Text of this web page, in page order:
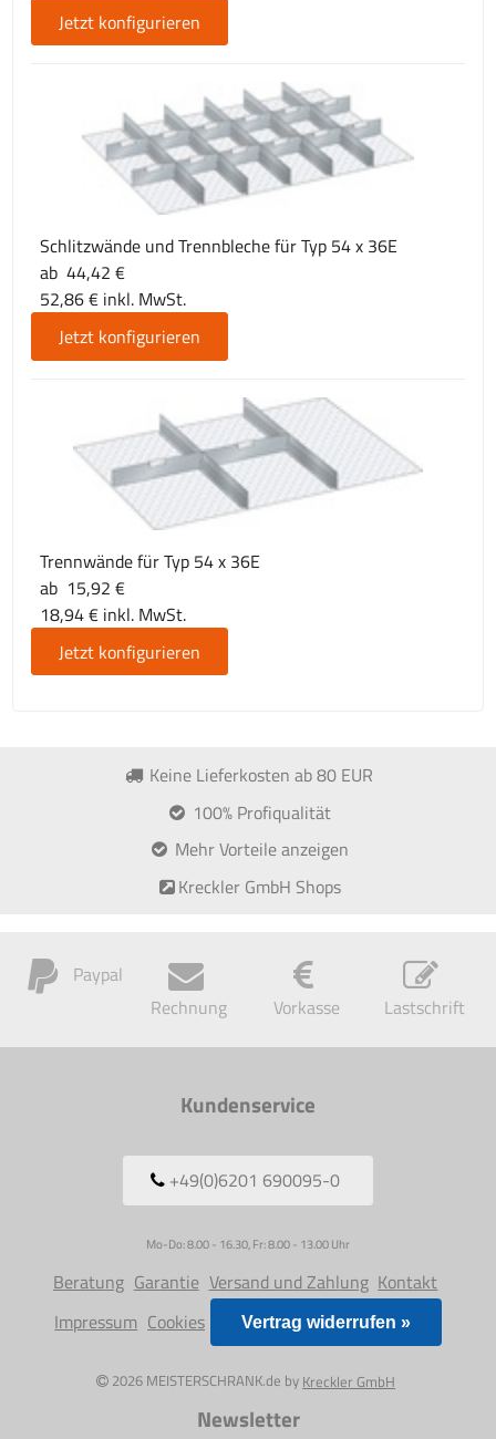
Jetzt konfigurieren
Schlitzwände und Trennbleche für Typ 54 x 36E
ab 44,42 €
52,86 € inkl. MwSt.
Jetzt konfigurieren
Trennwände für Typ 54 x 36E
ab 15,92 €
18,94 € inkl. MwSt.
Jetzt konfigurieren
Keine Lieferkosten ab 80 EUR
100% Profiqualität
Mehr Vorteile anzeigen
Kreckler GmbH Shops
Paypal
Rechnung
Vorkasse Lastschrift
Kundenservice
+49(0)6201 690095-0
Mo-Do: 8.00 - 16.30, Fr: 8.00 - 13.00 Uhr
Beratung Garantie Versand und Zahlung Kontakt
Impressum Cookies Vertrag widerrufen »
2026 MEISTERSCHRANK.de by Kreckler GmbH
Newsletter